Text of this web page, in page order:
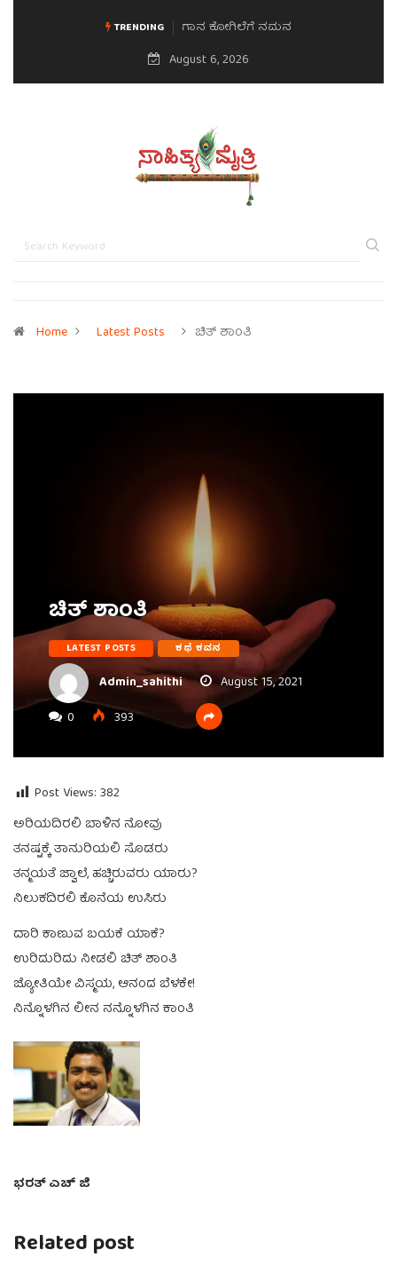
TRENDING ಗಾನ ಕೋಗಿಲೆಗೆ ನಮನ
August 6, 2026
Home Latest Posts ಚಿತ್ ಶಾಂತಿ
ಚಿತ್ ಶಾಂತಿ
LATEST POSTS ಕಥೆ ಕವನ
Admin_sahithi
August 15, 2021
0
393
Post Views: 382
ಅರಿಯದಿರಲಿ ಬಾಳಿನ ನೋವು
ತನಷ್ಟಕ್ಕೆ ತಾನುರಿಯಲಿ ಸೊಡರು
ತನ್ಮಯತೆ ಜ್ವಾಲೆ, ಹಚ್ಚಿರುವರು ಯಾರು?
ನಿಲುಕದಿರಲಿ ಕೊನೆಯ ಉಸಿರು
ದಾರಿ ಕಾಣುವ ಬಯಕೆ ಯಾಕೆ?
ಉರಿದುರಿದು ನೀಡಲಿ ಚಿತ್ ಶಾಂತಿ
ಜ್ಯೋತಿಯೇ ವಿಸ್ಮಯ, ಆನಂದ ಬೆಳಕೇ!
ನಿನ್ನೊಳಗಿನ ಲೀನ ನನ್ನೊಳಗಿನ ಕಾಂತಿ
ಭರತ್ ಎಚ್ ಜಿ
Related post